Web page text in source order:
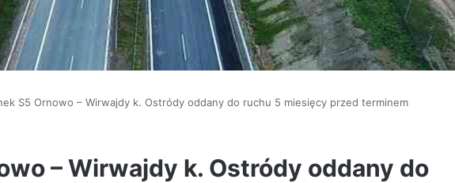
S5 Ornowo – Wirwajdy k. Ostródy oddany do ruchu 5 miesięcy przed terminem
– Wirwajdy k. Ostródy oddany do